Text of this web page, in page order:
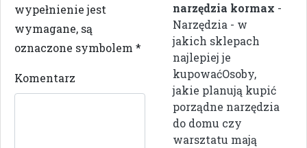
wypełnienie jest
wymagane, są
oznaczone symbolem *
Komentarz
narzędzia kormax -
Narzędzia - w
jakich sklepach
najlepiej je
kupowaćOsoby,
jakie planują kupić
porządne narzędzia
do domu czy
warsztatu mają